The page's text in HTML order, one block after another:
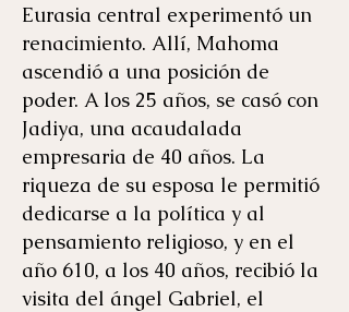
Eurasia central experimentó un
renacimiento. Allí, Mahoma
ascendió a una posición de
poder. A los 25 años, se casó con
Jadiya, una acaudalada
empresaria de 40 años. La
riqueza de su esposa le permitió
dedicarse a la política y al
pensamiento religioso, y en el
año 610, a los 40 años, recibió la
visita del ángel Gabriel, el